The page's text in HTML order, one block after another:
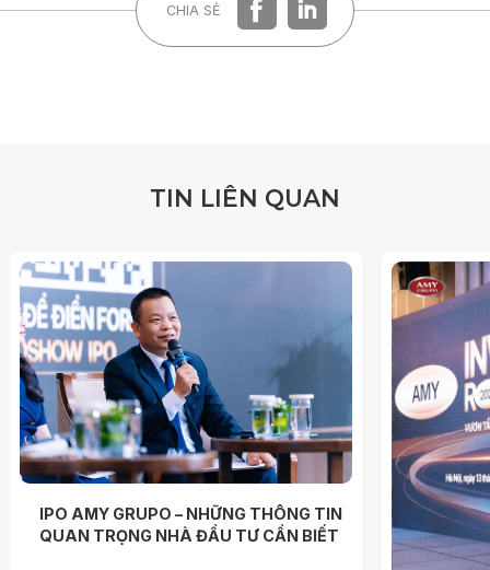
CHIA SẺ
TIN LIÊN QUAN
IPO AMY GRUPO – NHỮNG THÔNG TIN
QUAN TRỌNG NHÀ ĐẦU TƯ CẦN BIẾT